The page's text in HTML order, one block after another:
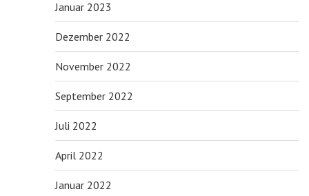
Januar 2023
Dezember 2022
November 2022
September 2022
Juli 2022
April 2022
Januar 2022